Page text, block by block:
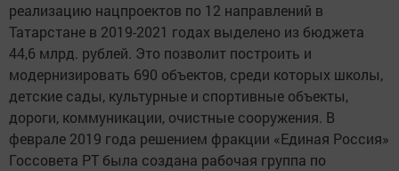
реализацию нацпроектов по 12 направлений в
Татарстане в 2019-2021 годах выделено из бюджета
44,6 млрд. рублей. Это позволит построить и
модернизировать 690 объектов, среди которых школы,
детские сады, культурные и спортивные объекты,
дороги, коммуникации, очистные сооружения. В
феврале 2019 года решением фракции «Единая Россия»
Госсовета РТ была создана рабочая группа по